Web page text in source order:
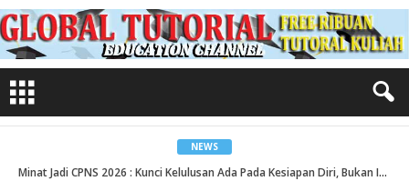
NEWS
Minat Jadi CPNS 2026 : Kunci Kelulusan Ada Pada Kesiapan Diri, Bukan Iming-Iming Oknum
Minat Jadi CPNS 2026 : Kunci Kelulusan Ada
Pada Kesiapan Diri, Bukan Iming-Iming